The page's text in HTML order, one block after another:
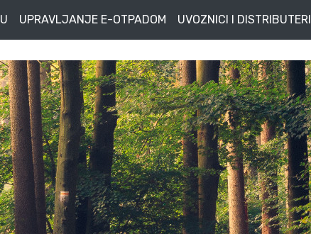
UPRAVLJANJE E-OTPADOM UVOZNICI I DISTRIBUTERI